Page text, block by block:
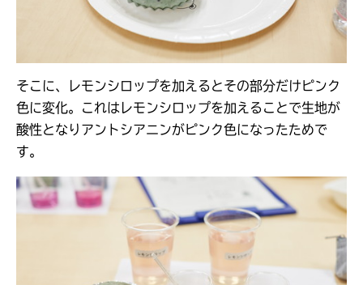
そこに、レモンシロップを加えるとその部分だけピンク
色に変化。これはレモンシロップを加えることで生地が
酸性となりアントシアニンがピンク色になったためで
す。